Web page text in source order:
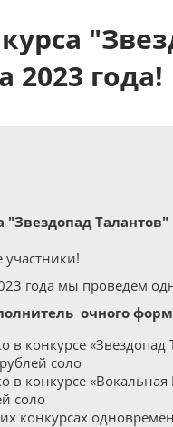
2023 года!
"Звездопад
года мы проведем
очного
в конкурсе
соло
в конкурсе
соло
конкурсах